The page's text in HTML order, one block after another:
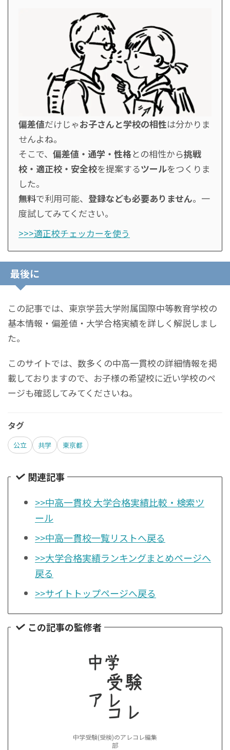
偏差値だけじゃお子さんと学校の相性は分かりま
せんよね。
そこで、 偏差値・通学・性格との相性から挑戦
校・適正校・安全校を提案するツールをつくりま
した。
無料で利用可能、 登録なども必要ありません。一
度試してみてください。
>>>適正校チェッカーを使う
最後に
この記事では、東京学芸大学附属国際中等教育学校の
基本情報・偏差値・大学合格実績を詳しく解説しまし
た。
このサイトでは、数多くの中高一貫校の詳細情報を掲
載しておりますので、お子様の希望校に近い学校のペ
ージも確認してみてくださいね。
タグ
公立 共学 東京都
関連記事
>>中高一貫校 大学合格実績比較・検索ツ
ール
>>中高一貫校一覧リストへ戻る
>>大学合格実績ランキングまとめページへ
戻る
>>サイトトップページへ戻る
この記事の監修者
中学受験(受検)のアレコレ編集
部